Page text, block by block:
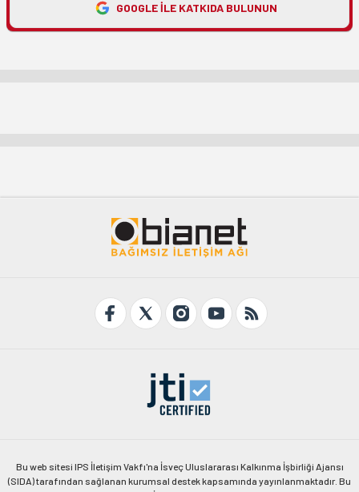
GOOGLE ILE KATKIDA BULUNUN
Bu web sitesi IPS İletişim Vakfı'na İsveç Uluslararası Kalkınma İşbirliği Ajansı
(SIDA) tarafından sağlanan kurumsal destek kapsamında yayınlanmaktadır. Bu